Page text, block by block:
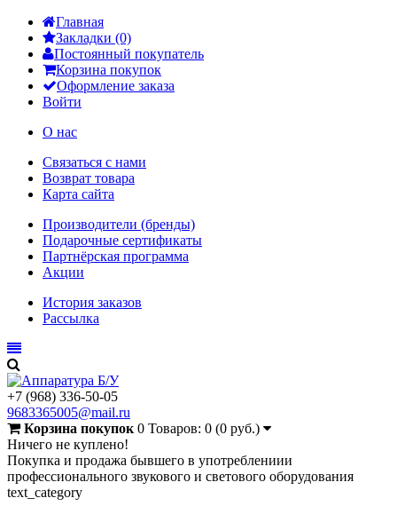
Главная
Закладки (0)
Постоянный покупатель
Корзина покупок
Оформление заказа
Войти
О нас
Связаться с нами
Возврат товара
Карта сайта
Производители (бренды)
Подарочные сертификаты
Партнёрская программа
Акции
История заказов
Рассылка
+7 (968) 336-50-05
9683365005@mail.ru
Корзина покупок 0 Товаров: 0 (0 руб.)
Ничего не куплено!
Покупка и продажа бывшего в употреблениии
профессионального звукового и светового оборудования
text_category